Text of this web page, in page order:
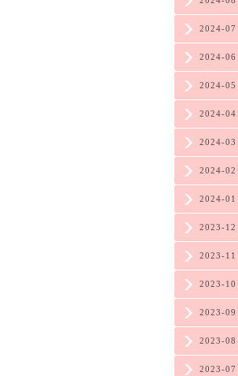
2024-07
2024-06
2024-05
2024-04
2024-03
2024-02
2024-01
2023-12
2023-11
2023-10
2023-09
2023-08
2023-07